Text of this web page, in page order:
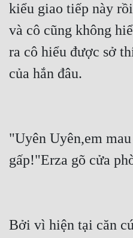
Huyền Nghi
Huyền Ảo
Khoa Huyễn
Khoa Huyễn Không Gian
Kỳ Huyễn
kiểu giao tiếp này
và cô cũng không
ra cô hiểu được sở
của hắn đâu.
"Uyên Uyên,em
gấp!"Erza gõ cửa
Bởi vì hiện tại căn